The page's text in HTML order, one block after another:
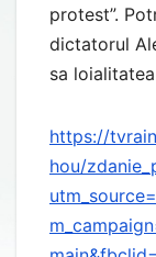
protest”.
dictatorul
sa
https://
hou/